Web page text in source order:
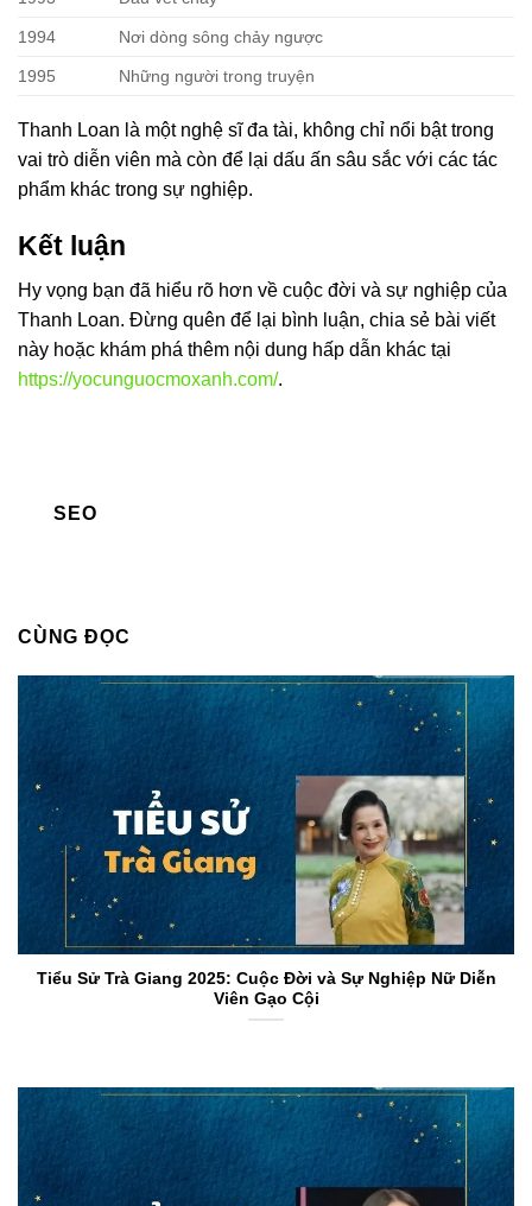
1994 Nơi dòng sông chảy ngược
1995 Những người trong truyện
Thanh Loan là một nghệ sĩ đa tài, không chỉ nổi bật trong
vai trò diễn viên mà còn để lại dấu ấn sâu sắc với các tác
phẩm khác trong sự nghiệp.
Kết luận
Hy vọng bạn đã hiểu rõ hơn về cuộc đời và sự nghiệp của
Thanh Loan. Đừng quên để lại bình luận, chia sẻ bài viết
này hoặc khám phá thêm nội dung hấp dẫn khác tại
https://yocunguocmoxanh.com/.
SEO
CÙNG ĐỌC
Tiểu Sử Trà Giang 2025: Cuộc Đời và Sự Nghiệp Nữ Diễn
Viên Gạo Cội